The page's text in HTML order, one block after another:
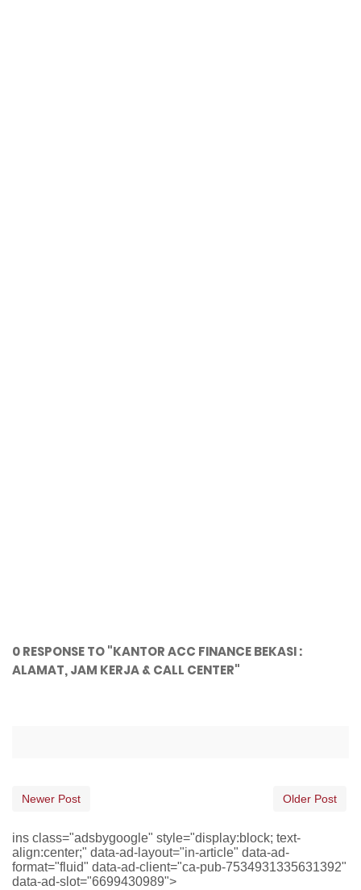
0 RESPONSE TO "KANTOR ACC FINANCE BEKASI :
ALAMAT, JAM KERJA & CALL CENTER"
Newer Post Older Post
ins class="adsbygoogle" style="display:block; text-
align:center;" data-ad-layout="in-article" data-ad-
format="fluid" data-ad-client="ca-pub-7534931335631392"
data-ad-slot="6699430989">